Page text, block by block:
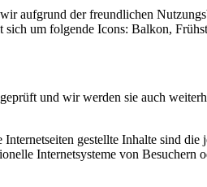
aufgrund der freundlichen
um folgende Icons: Balkon,
und wir werden sie auch
gestellte Inhalte sind die
Internetsysteme von Besuchern